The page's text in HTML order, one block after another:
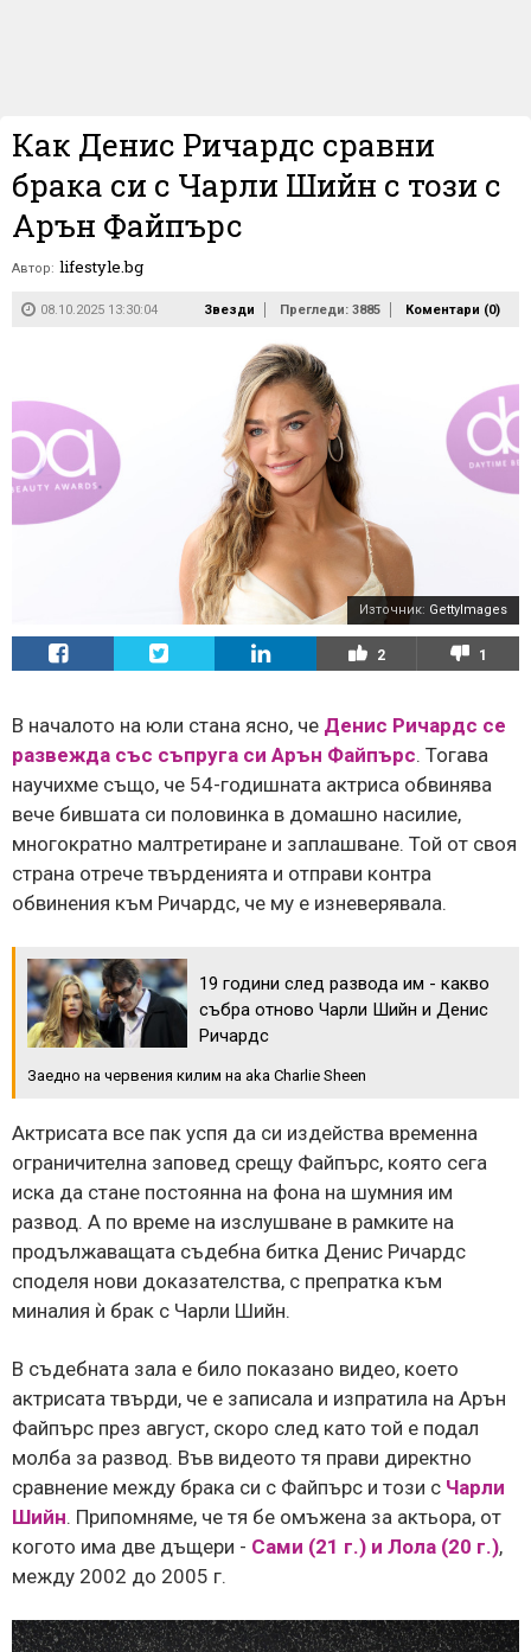
Как Денис Ричардс сравни
брака си с Чарли Шийн с този с
Арън Файпърс
Автор: lifestyle.bg
08.10.2025 13:30:04 Звезди Прегледи: 3885 Коментари (0)
Източник: GettyImages
2 1
В началото на юли стана ясно, че Денис Ричардс се
развежда със съпруга си Арън Файпърс. Тогава
научихме също, че 54-годишната актриса обвинява
вече бившата си половинка в домашно насилие,
многократно малтретиране и заплашване. Той от своя
страна отрече твърденията и отправи контра
обвинения към Ричардс, че му е изневерявала.
19 години след развода им - какво
събра отново Чарли Шийн и Денис
Ричардс
Заедно на червения килим на aka Charlie Sheen
Актрисата все пак успя да си издейства временна
ограничителна заповед срещу Файпърс, която сега
иска да стане постоянна на фона на шумния им
развод. А по време на изслушване в рамките на
продължаващата съдебна битка Денис Ричардс
споделя нови доказателства, с препратка към
миналия ѝ брак с Чарли Шийн.
В съдебната зала е било показано видео, което
актрисата твърди, че е записала и изпратила на Арън
Файпърс през август, скоро след като той е подал
молба за развод. Във видеото тя прави директно
сравнение между брака си с Файпърс и този с Чарли
Шийн. Припомняме, че тя бе омъжена за актьора, от
когото има две дъщери - Сами (21 г.) и Лола (20 г.),
между 2002 до 2005 г.